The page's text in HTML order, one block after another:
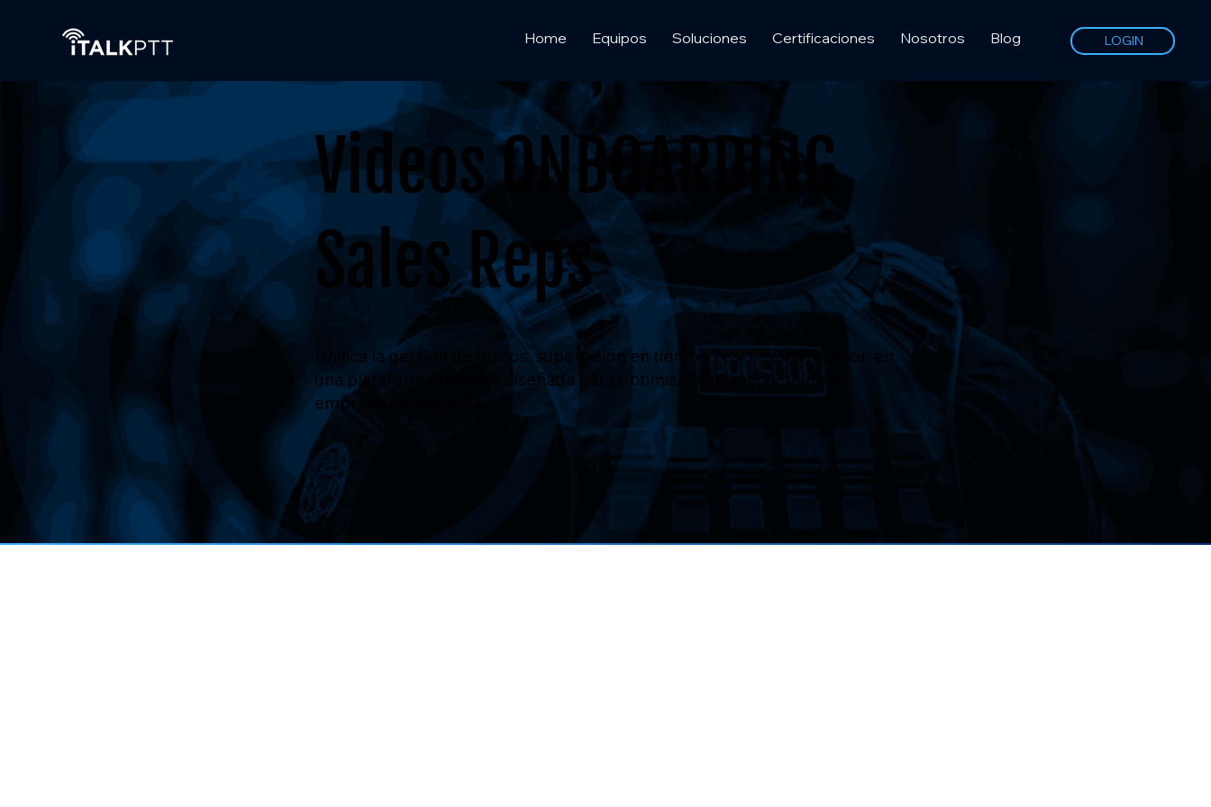
Home Equipos Soluciones Certificaciones Nosotros Blog LOGIN
Videos ONBOARDING
Sales Reps
Unifica la gestión de turnos, supervisión en tiempo real y comunicación en
una plataforma robusta diseñada para optimizar cada aspecto de tu
empresa de seguridad.